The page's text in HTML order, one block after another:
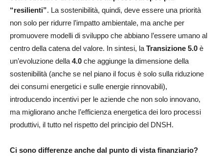
“resilienti”. La sostenibilità, quindi, deve essere una priorità
non solo per ridurre l’impatto ambientale, ma anche per
promuovere modelli di sviluppo che abbiano l’essere umano al
centro della catena del valore. In sintesi, la Transizione 5.0 è
un’evoluzione della 4.0 che aggiunge la dimensione della
sostenibilità (anche se nel piano il focus è solo sulla riduzione
dei consumi energetici e sulle energie rinnovabili),
introducendo incentivi per le aziende che non solo innovano,
ma migliorano anche l’efficienza energetica dei loro processi
produttivi, il tutto nel rispetto del principio del DNSH.
Ci sono differenze anche dal punto di vista finanziario?